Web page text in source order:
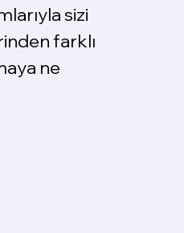
sizi
farklı
ne